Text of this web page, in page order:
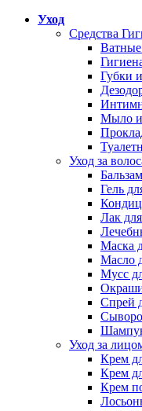
Уход
Средства
Губки
Мыло и
Уход за
Гель
Лак
Маска
Масло
Мусс
Спрей
Уход за
Крем
Крем
Крем